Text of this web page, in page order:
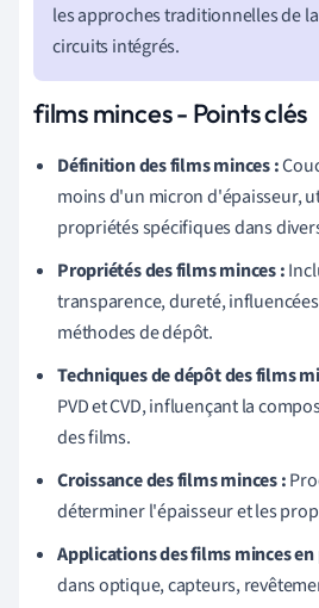
les approches traditionnelles de
circuits intégrés.
films minces - Points clés
Définition des films minces :
moins d'un micron d'épaisseur,
propriétés spécifiques dans
Propriétés des films minces :
transparence, dureté,
méthodes de dépôt.
Techniques de dépôt des films
PVD et CVD, influençant la
des films.
Croissance des films minces :
déterminer l'épaisseur et les
Applications des films minces
dans optique, capteurs,